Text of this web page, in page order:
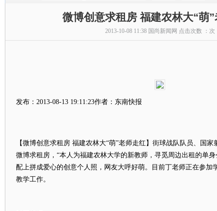
微博创意求租房 福建农林大“萌
2013-10-08 11:38 国尚新闻网 点击次数 ： 次
发布：2013-08-13 19:11:23作者：东南快报
【微博创意求租房 福建农林大“萌”老师走红】街球战队队员、国
微博求租房，“本人为福建农林大学的新教师，寻觅周边出租的单身
配上拼成爱心的创意个人照，网友大呼好萌。目前丁老师正在参加
教学工作。